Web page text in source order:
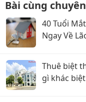
Bài cùng
40 Tuổi
Ngay Về
Thuê biệt
gì khác biệt